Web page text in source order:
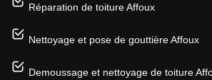
Réparation de toiture Affoux
Nettoyage et pose de gouttière Affoux
Demoussage et nettoyage de toiture